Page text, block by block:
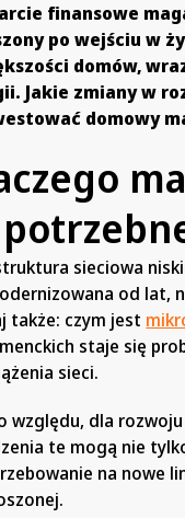
finansowe
po wejściu w
domów,
Jakie zmiany w
domowy
sieciowa
od lat,
także: czym jest
staje się
sieci.
względu, dla
te mogą nie
na nowe